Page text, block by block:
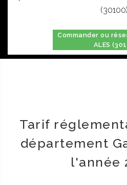
Commander ou
ALES
Tarif
département
l'année